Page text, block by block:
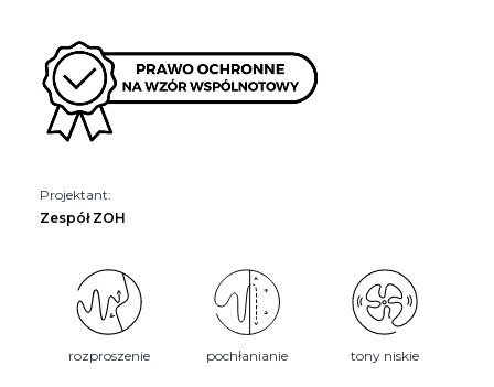
Projektant:
Zespół ZOH
rozproszenie pochłanianie tony niskie